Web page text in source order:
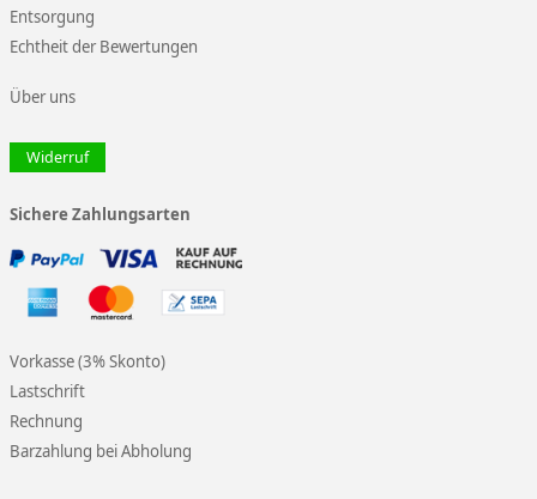
Entsorgung
Echtheit der Bewertungen
Über uns
Widerruf
Sichere Zahlungsarten
Vorkasse (3% Skonto)
Lastschrift
Rechnung
Barzahlung bei Abholung